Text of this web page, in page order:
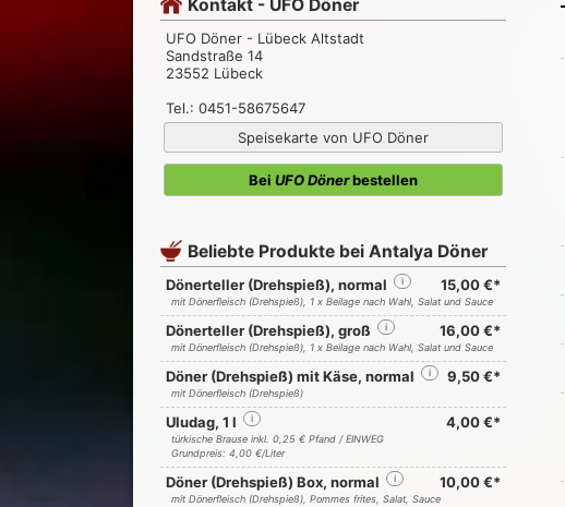
Kontakt - UFO Döner
UFO Döner - Lübeck Altstadt
Sandstraße 14
23552 Lübeck
Tel.: 0451-58675647
Speisekarte von UFO Döner
Bei UFO Dönerbestellen
Beliebte Produkte bei Antalya Döner
Dönerteller (Drehspieß), normal i 15,00 €*
mit Dönerfleisch (Drehspieß), 1 x Beilage nach Wahl, Salat und Sauce
Dönerteller (Drehspieß), groß i 16,00 €*
mit Dönerfleisch (Drehspieß), 1 x Beilage nach Wahl, Salat und Sauce
Döner (Drehspieß) mit Käse, normal i 9,50 €*
mit Dönerfleisch (Drehspieß)
Uludag, 1 l i 4,00 €*
türkische Brause inkl. 0,25 € Pfand / EINWEG
Grundpreis: 4,00 €/Liter
Döner (Drehspieß) Box, normal i 10,00 €*
mit Dönerfleisch (Drehspieß), Pommes frites, Salat, Sauce